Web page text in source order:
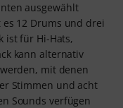
ausgewählt
12 Drums und drei
ist für Hi-Hats,
kann alternativ
mit denen
Stimmen und acht
Sounds verfügen